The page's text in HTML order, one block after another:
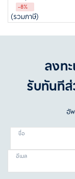
-8%
(รวมภาษี)
ลงท
รับทันที
อั
ชื่อ
อีเมล